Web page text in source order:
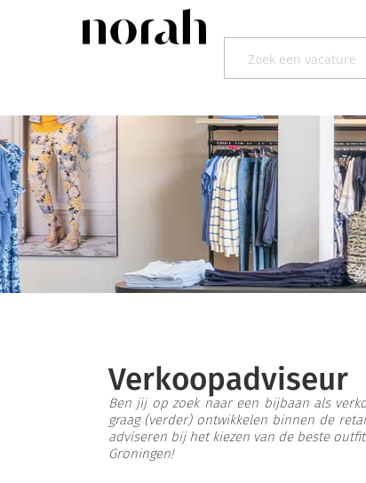
Verkoopadviseur
Ben jij op zoek naar een bijbaan als
graag (verder) ontwikkelen binnen de
adviseren bij het kiezen van de beste
Groningen!